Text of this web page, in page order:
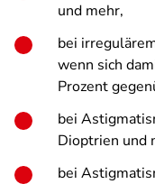
und mehr,
bei
wenn sich
Prozent
bei
Dioptrien und
bei